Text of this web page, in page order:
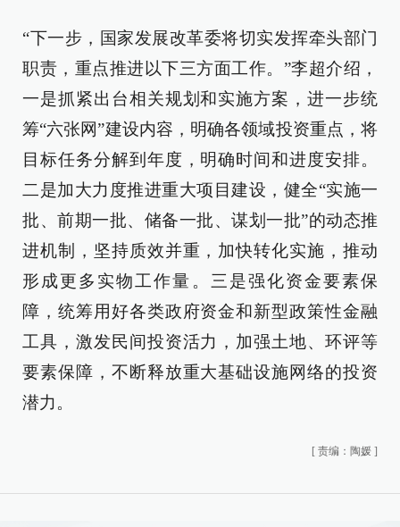
“下一步，国家发展改革委将切实发挥牵头部门
职责，重点推进以下三方面工作。”李超介绍，
一是抓紧出台相关规划和实施方案，进一步统
筹“六张网”建设内容，明确各领域投资重点，将
目标任务分解到年度，明确时间和进度安排。
二是加大力度推进重大项目建设，健全“实施一
批、前期一批、储备一批、谋划一批”的动态推
进机制，坚持质效并重，加快转化实施，推动
形成更多实物工作量。三是强化资金要素保
障，统筹用好各类政府资金和新型政策性金融
工具，激发民间投资活力，加强土地、环评等
要素保障，不断释放重大基础设施网络的投资
潜力。
[ 责编：陶媛 ]